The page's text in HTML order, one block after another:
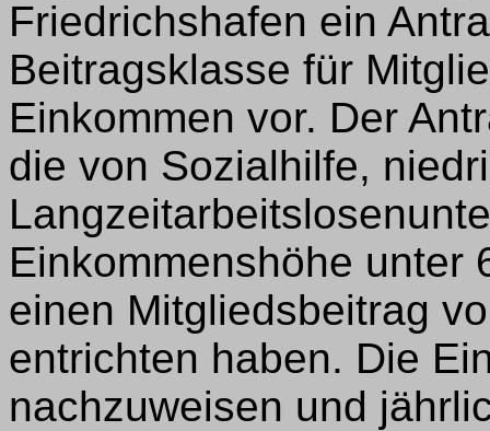
Friedrichshafen ein
Beitragsklasse für
Einkommen vor. Der
die von Sozialhilfe,
Einkommenshöhe unter
einen Mitgliedsbeitrag
entrichten haben. Die
nachzuweisen und